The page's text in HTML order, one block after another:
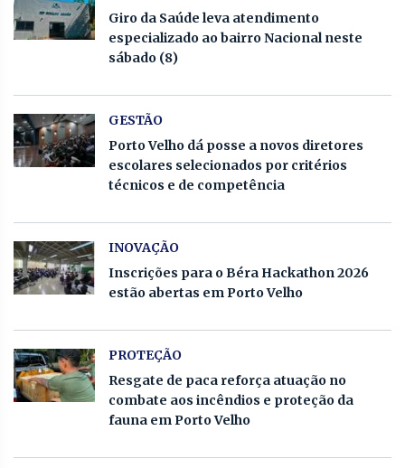
Giro da Saúde leva atendimento
especializado ao bairro Nacional neste
sábado (8)
GESTÃO
Porto Velho dá posse a novos diretores
escolares selecionados por critérios
técnicos e de competência
INOVAÇÃO
Inscrições para o Béra Hackathon 2026
estão abertas em Porto Velho
PROTEÇÃO
Resgate de paca reforça atuação no
combate aos incêndios e proteção da
fauna em Porto Velho